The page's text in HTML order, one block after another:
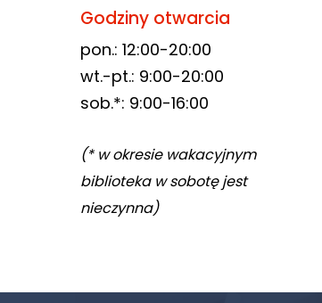
Godziny otwarcia
pon.: 12:00-20:00
wt.-pt.: 9:00-20:00
sob.*: 9:00-16:00
(* w okresie wakacyjnym
biblioteka w sobotę jest
nieczynna)
odwiedzania naszej
strony, zwiększasz
szansę na
spersonalizowanych